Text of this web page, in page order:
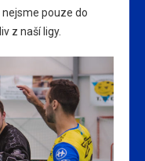
pouze do
z naší ligy.